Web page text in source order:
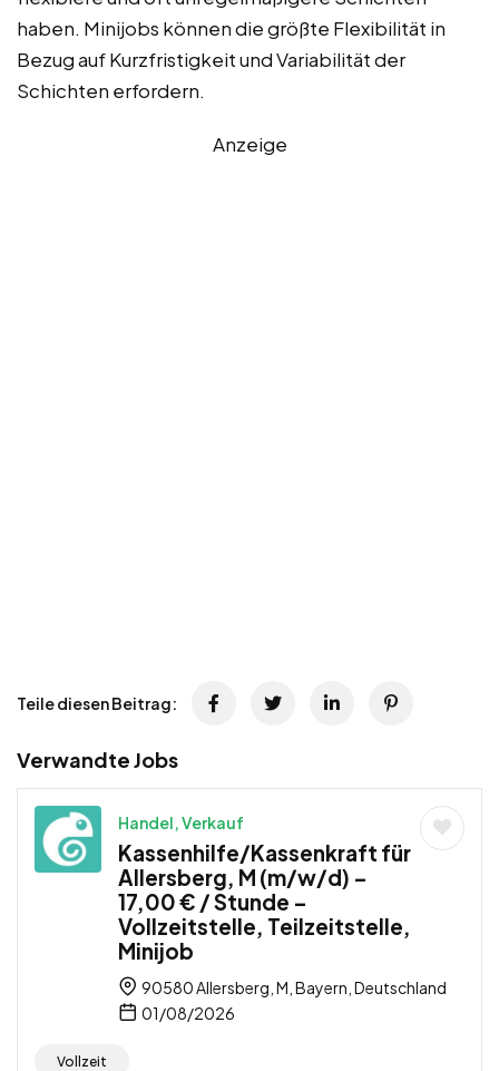
haben. Minijobs können die größte Flexibilität in
Bezug auf Kurzfristigkeit und Variabilität der
Schichten erfordern.
Anzeige
Teile diesen Beitrag:
Verwandte Jobs
Handel, Verkauf
Kassenhilfe/Kassenkraft für
Allersberg, M (m/w/d) –
17,00 € / Stunde –
Vollzeitstelle, Teilzeitstelle,
Minijob
90580 Allersberg, M, Bayern, Deutschland
01/08/2026
Vollzeit